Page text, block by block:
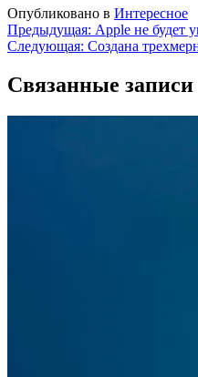
Опубликовано в Интересное
Навигация
по
записям
Предыдущая: Apple не будет
Следующая: Создана
Связанные записи